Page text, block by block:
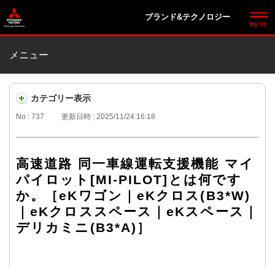
ブランド&テクノロジー
メニュー
カテゴリー表示
No : 737 更新日時 : 2025/11/24 16:18
高速道路 同一車線運転支援機能 マイ
パイロット[MI-PILOT]とは何です
か。［eKワゴン｜eKクロス(B3*W)
｜eKクロススペース｜eKスペース｜
デリカミニ(B3*A)］